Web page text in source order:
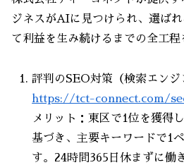
ジネスがAIに見つけられ、選ば
て利益を生み続けるまでの全工程
評判のSEO対策（検索エンジ
https://tct-connect.com/
メリット：東区で1位を獲得
基づき、主要キーワードで1
す。24時間365日休まずに働